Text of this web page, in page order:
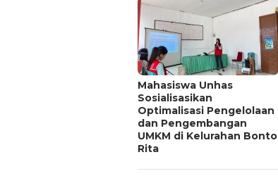
Mahasiswa Unhas
Sosialisasikan
Optimalisasi Pengelolaan
dan Pengembangan
UMKM di Kelurahan Bonto
Rita